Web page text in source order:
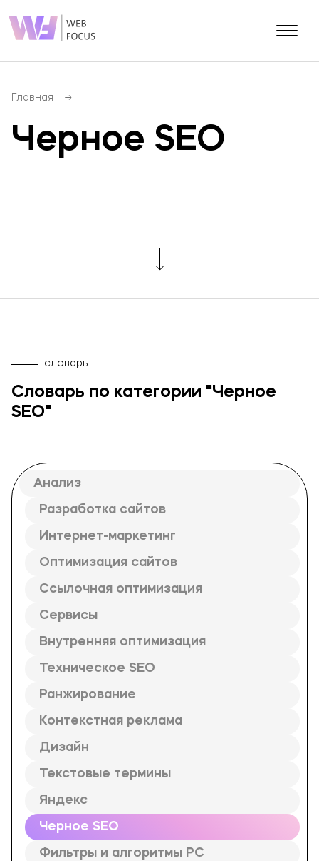
Блог
Портфолио
О компании
Главная
Черное SEO
словарь
Словарь по категории "Черное
SEO"
Анализ
Разработка сайтов
Интернет-маркетинг
Оптимизация сайтов
Ссылочная оптимизация
Сервисы
Внутренняя оптимизация
Техническое SEO
Ранжирование
Контекстная реклама
Дизайн
Текстовые термины
Яндекс
Черное SEO
Фильтры и алгоритмы PC